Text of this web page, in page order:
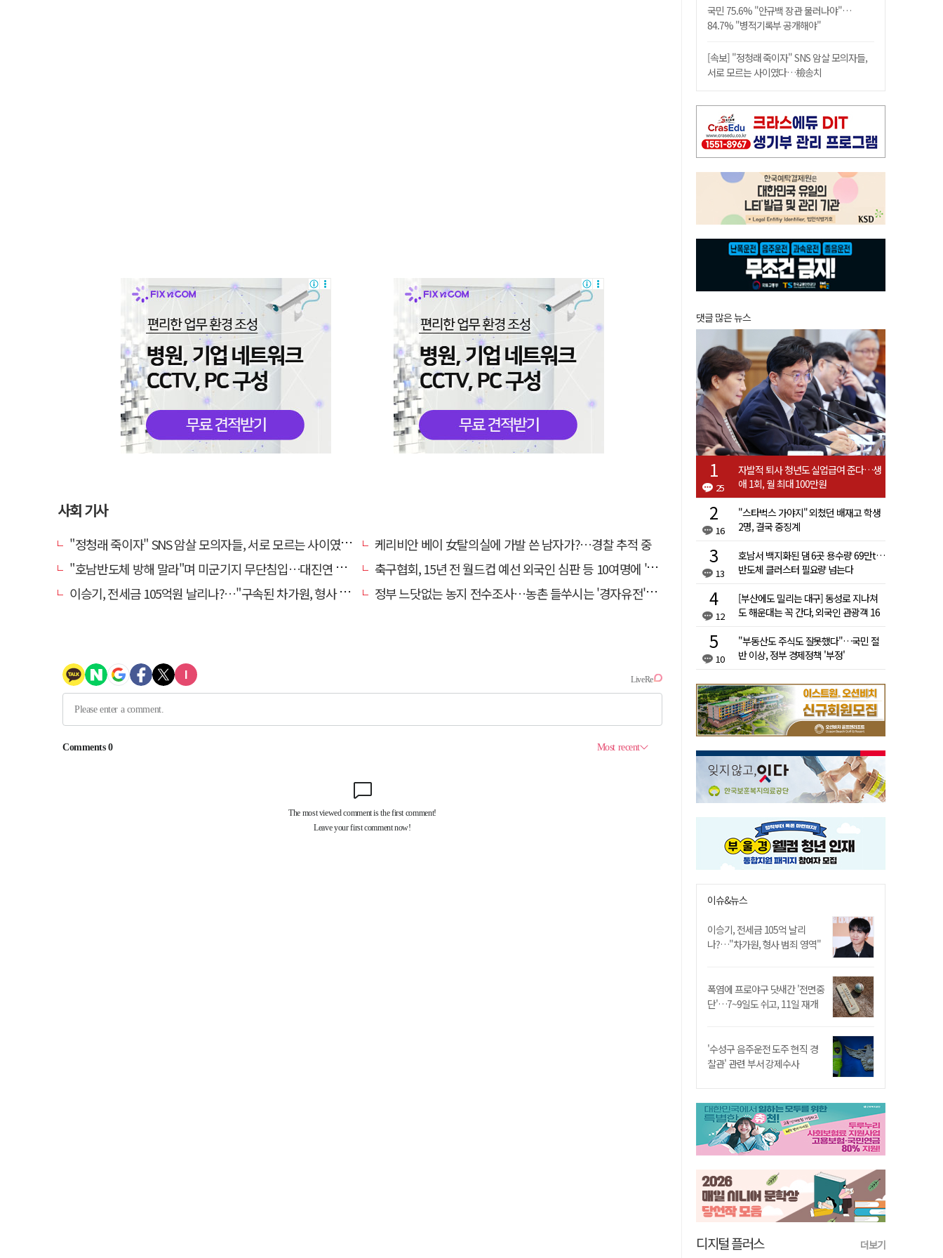
사회 기사
"정청래 죽이자" SNS 암살 모의자들, 서로 모르는 사이였다…檢송치
케리비안 베이 女탈의실에 가발 쓴 남자가?…경찰 추적 중
"호남반도체 방해 말라"며 미군기지 무단침입…대진연 회원 3명 '구속'
축구협회, 15년 전 월드컵 예선 외국인 심판 등 10여명에 '성 접대'
이승기, 전세금 105억원 날리나?…"구속된 차가원, 형사 범죄 영역"
정부 느닷없는 농지 전수조사…농촌 들쑤시는 '경자유전'의 칼날
국민 75.6% "안규백 장관 물러나야"…
84.7% "병적기록부 공개해야"
[속보] "정청래 죽이자" SNS 암살 모의자들,
서로 모르는 사이였다…檢송치
댓글 많은 뉴스
25
자발적 퇴사 청년도 실업급여 준다…생
애 1회, 월 최대 100만원
16
"스타벅스 가야지" 외쳤던 배재고 학생
2명, 결국 중징계
13
호남서 백지화된 댐 6곳 용수량 69만t…
반도체 클러스터 필요량 넘는다
12
[부산에도 밀리는 대구] 동성로 지나쳐
도 해운대는 꼭 간다, 외국인 관광객 16
10
"부동산도 주식도 잘못했다"…국민 절
반 이상, 정부 경제정책 '부정'
이슈&뉴스
이승기, 전세금 105억 날리
나?…"차가원, 형사 범죄 영역"
폭염에 프로야구 닷새간 '전면중
단'…7~9일도 쉬고, 11일 재개
'수성구 음주운전 도주 현직 경
찰관' 관련 부서 강제수사
디지털 플러스 더보기